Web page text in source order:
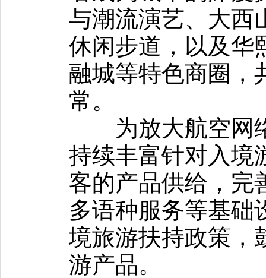
与潮流演艺、大西
休闲步道，以及华
融城等特色商圈，
常。
为放大航空网
持续丰富针对入境
客的产品供给，完
多语种服务等基础
境旅游扶持政策，
游产品。